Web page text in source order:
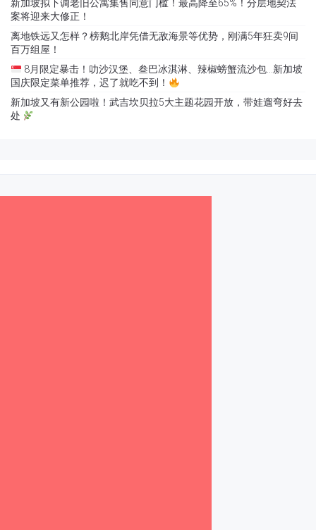
新加坡拟下调老旧公寓集售同意门槛！最高降至65%！分层地契法
案将迎来大修正！
离地铁远又怎样？榜鹅北岸凭借无敌海景等优势，刚满5年狂卖9间
百万组屋！
8月限定暴击！叻沙汉堡、叁巴冰淇淋、辣椒螃蟹流沙包…新加坡
国庆限定菜单推荐，迟了就吃不到！
新加坡又有新公园啦！武吉坎贝拉5大主题花园开放，带娃遛弯好去
处